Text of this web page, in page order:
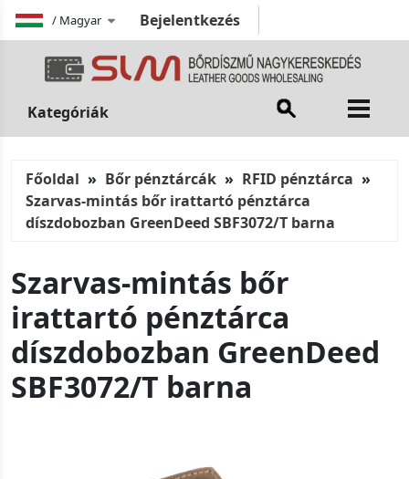
/ Magyar Bejelentkezés
Kategóriák
Főoldal Bőr pénztárcák
RFID pénztárca
Szarvas-mintás bőr irattartó pénztárca
díszdobozban GreenDeed SBF3072/T barna
Szarvas-mintás bőr
irattartó pénztárca
díszdobozban GreenDeed
SBF3072/T barna